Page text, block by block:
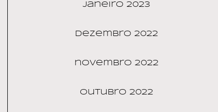
janeiro 2023
dezembro 2022
novembro 2022
outubro 2022